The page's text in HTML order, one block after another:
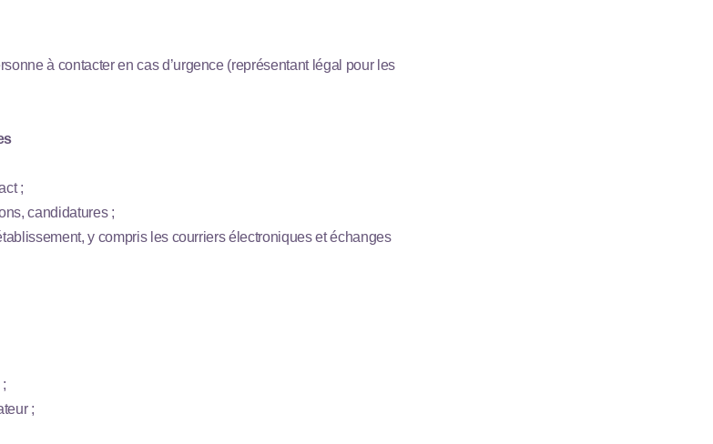
à contacter en cas d’urgence (représentant légal pour les
;
candidatures ;
y compris les courriers électroniques et échanges
;